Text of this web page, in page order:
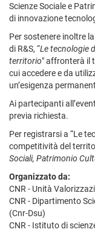
Scienze Sociale e
di innovazione
Per sostenere inoltre
di R&S, “Le tecnologie
territorio" affronterà il
cui accedere e da
un’esigenza
Ai partecipanti
previa richiesta.
Per registrarsi a “Le
competitività del
Sociali, Patrimonio
Organizzato da:
CNR - Unità
CNR - Dipartimento
(Cnr-Dsu)
CNR - Istituto di